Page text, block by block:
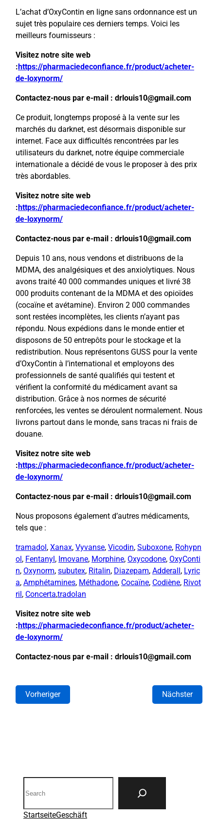
L’achat d’OxyContin en ligne sans ordonnance est un
sujet très populaire ces derniers temps. Voici les
meilleurs fournisseurs :
Visitez notre site web
: https://pharmaciedeconfiance.fr/product/acheter-
de-loxynorm/
Contactez-nous par e-mail : drlouis10@gmail.com
Ce produit, longtemps proposé à la vente sur les
marchés du darknet, est désormais disponible sur
internet. Face aux difficultés rencontrées par les
utilisateurs du darknet, notre équipe commerciale
internationale a décidé de vous le proposer à des prix
très abordables.
Visitez notre site web
: https://pharmaciedeconfiance.fr/product/acheter-
de-loxynorm/
Contactez-nous par e-mail : drlouis10@gmail.com
Depuis 10 ans, nous vendons et distribuons de la
MDMA, des analgésiques et des anxiolytiques. Nous
avons traité 40 000 commandes uniques et livré 38
000 produits contenant de la MDMA et des opioïdes
(cocaïne et avétamine). Environ 2 000 commandes
sont restées incomplètes, les clients n’ayant pas
répondu. Nous expédions dans le monde entier et
disposons de 50 entrepôts pour le stockage et la
redistribution. Nous représentons GUSS pour la vente
d’OxyContin à l’international et employons des
professionnels de santé qualifiés qui testent et
vérifient la conformité du médicament avant sa
distribution. Grâce à nos normes de sécurité
renforcées, les ventes se déroulent normalement. Nous
livrons partout dans le monde, sans tracas ni frais de
douane.
Visitez notre site web
: https://pharmaciedeconfiance.fr/product/acheter-
de-loxynorm/
Contactez-nous par e-mail : drlouis10@gmail.com
Nous proposons également d’autres médicaments,
tels que :
tramadol , Xanax, Vyvanse, Vicodin, Suboxone, Rohypn
ol , Fentanyl , Imovane, Morphine, Oxycodone, OxyConti
n, Oxynorm, subutex, Ritalin, Diazepam, Adderall , Lyric
a, Amphétamines, Méthadone, Cocaïne, Codiène, Rivot
ril , Concerta,tradolan
Visitez notre site web
: https://pharmaciedeconfiance.fr/product/acheter-
de-loxynorm/
Contactez-nous par e-mail : drlouis10@gmail.com
Vorheriger Nächster
StartseiteGeschäft